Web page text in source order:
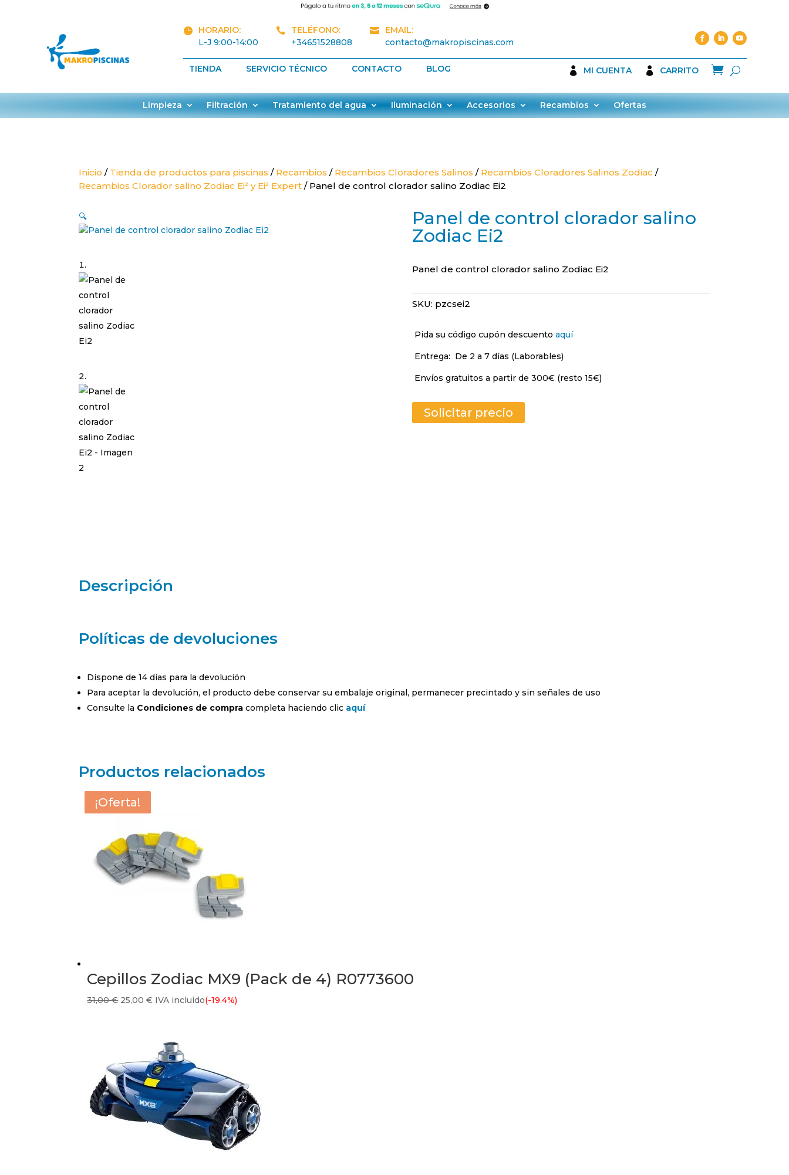

HORARIO:
L-J 9:00-14:00

TELÉFONO:
+34651528808

EMAIL:
contacto@makropiscinas.com
TIENDA SERVICIO TÉCNICO CONTACTO BLOG MI CUENTA CARRITO 
Limpieza Filtración Tratamiento del agua Iluminación Accesorios Recambios Ofertas
Inicio / Tienda de productos para piscinas / Recambios / Recambios Cloradores Salinos / Recambios Cloradores Salinos Zodiac /
Recambios Clorador salino Zodiac Ei² y Ei² Expert / Panel de control clorador salino Zodiac Ei2
🔍
Panel de control clorador salino
Zodiac Ei2
Panel de control clorador salino Zodiac Ei2
SKU: pzcsei2
Pida su código cupón descuento aquí
Entrega: De 2 a 7 días (Laborables)
Envíos gratuitos a partir de 300€ (resto 15€)
Solicitar precio
Descripción
Políticas de devoluciones
Dispone de 14 días para la devolución
Para aceptar la devolución, el producto debe conservar su embalaje original, permanecer precintado y sin señales de uso
Consulte la Condiciones de compra completa haciendo clic aquí
Productos relacionados
¡Oferta!
Cepillos Zodiac MX9 (Pack de 4) R0773600
31,00€ El
31,00 €.
25,00€El
es:
25,00 €.
IVA incluido(-19.4%)
¡Oferta!
¡Oferta!
¡Oferta!